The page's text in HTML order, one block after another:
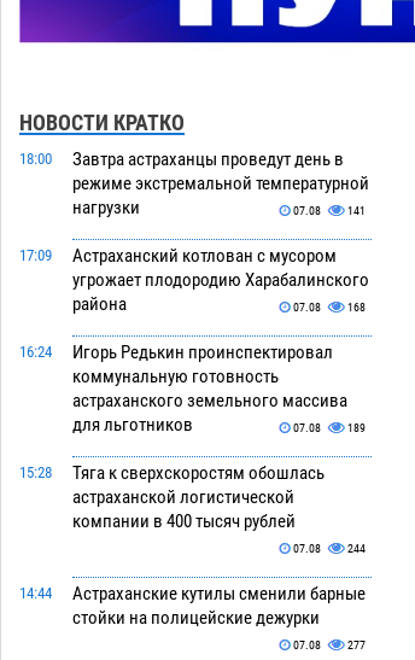
НОВОСТИ КРАТКО
18:00
Завтра астраханцы проведут день в
режиме экстремальной температурной
нагрузки
07.08 141
17:09
Астраханский котлован с мусором
угрожает плодородию Харабалинского
района
07.08 168
16:24
Игорь Редькин проинспектировал
коммунальную готовность
астраханского земельного массива
для льготников
07.08 189
15:28
Тяга к сверхскоростям обошлась
астраханской логистической
компании в 400 тысяч рублей
07.08 244
14:44
Астраханские кутилы сменили барные
стойки на полицейские дежурки
07.08 277